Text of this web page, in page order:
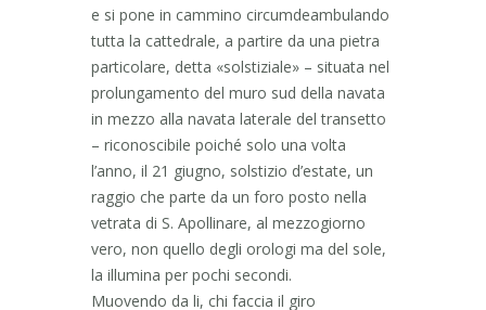
e si pone in cammino circumdeambulando
tutta la cattedrale, a partire da una pietra
particolare, detta «solstiziale» – situata nel
prolungamento del muro sud della navata
in mezzo alla navata laterale del transetto
– riconoscibile poiché solo una volta
l’anno, il 21 giugno, solstizio d’estate, un
raggio che parte da un foro posto nella
vetrata di S. Apollinare, al mezzogiorno
vero, non quello degli orologi ma del sole,
la illumina per pochi secondi.
Muovendo da li, chi faccia il giro